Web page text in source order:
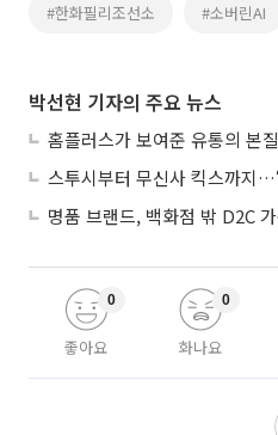
#한화필리조선소 #소버린AI
박선현 기자의 주요 뉴스
홈플러스가 보여준 유통의 본질
좋아요
0
화나요
0